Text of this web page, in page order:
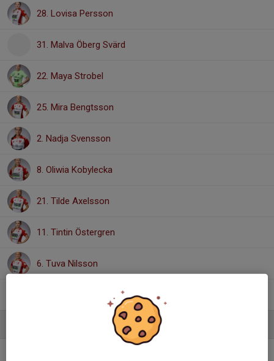
28. Lovisa Persson
31. Malva Öberg Svärd
22. Maya Strobel
25. Mira Bengtsson
2. Nadja Svensson
8. Oliwia Kobylecka
21. Tilde Axelsson
11. Tintin Östergren
6. Tuva Nilsson